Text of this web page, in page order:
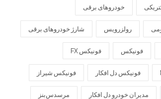
خودروهای برقی
رولزرویس شارژ خودروهای برقی
فونیکس فونیکس FX
فونیکس دل افکار فونیکس شیراز
مدیران خودرو دل افکار مرسدس‌بنز